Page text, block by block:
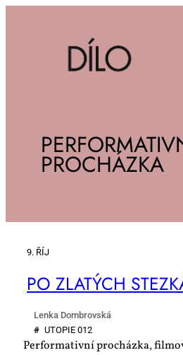
PROCHÁZKA
9. ŘÍJ
PO ZLA­TÝCH
Lenka Dombrovská
# UTO­PIE 012
Per­for­ma­tiv­ní pro­cház­ka,